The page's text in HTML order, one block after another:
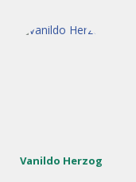
Vanildo Herzog